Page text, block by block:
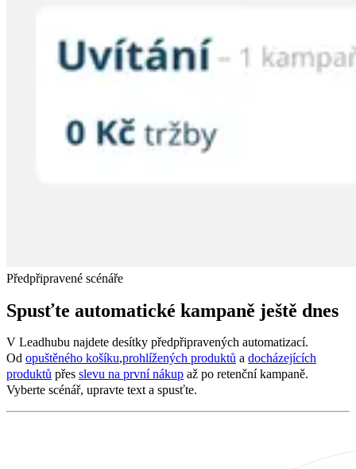
Předpřipravené scénáře
Spusťte automatické kampaně ještě dnes
V Leadhubu najdete desítky předpřipravených automatizací.
Od opuštěného košíku,prohlížených produktů a docházejících
produktů přes slevu na první nákup až po retenční kampaně.
Vyberte scénář, upravte text a spusťte.